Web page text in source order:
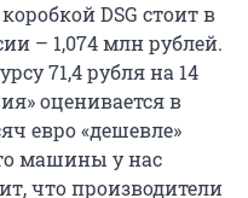
DSG стоит в
– 1,074 млн рублей.
71,4 рубля на 14
оценивается в
евро «дешевле»
машины у нас
что производители